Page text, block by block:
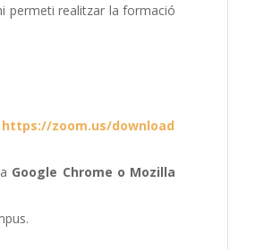
permeti realitzar la formació
https://zoom.us/download
Google Chrome o Mozilla